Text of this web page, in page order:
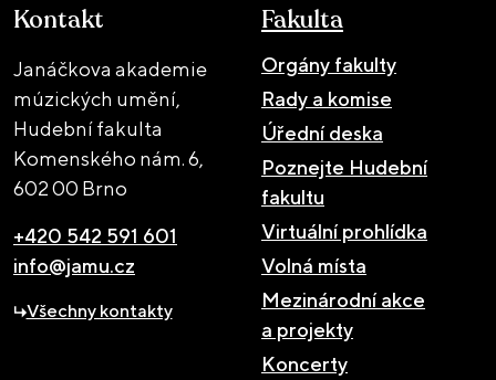
Kontakt
Janáčkova akademie
múzických umění,
Hudební fakulta
Komenského nám. 6,
602 00 Brno
+420 542 591 601
info@jamu.cz
Všechny kontakty
Fakulta
Orgány fakulty
Rady a komise
Úřední deska
Poznejte Hudební
fakultu
Virtuální prohlídka
Volná místa
Mezinárodní akce
a projekty
Koncerty